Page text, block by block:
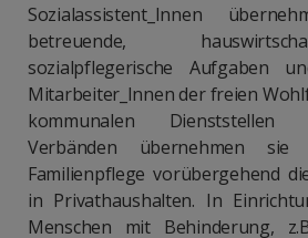
Sozialassistent_Innen
betreuende,
sozialpflegerische Aufgaben
Mitarbeiter_Innen der freien
kommunalen Dienststellen
Verbänden übernehmen
Familienpflege vorübergehend
in Privathaushalten. In
Menschen mit Behinderung,